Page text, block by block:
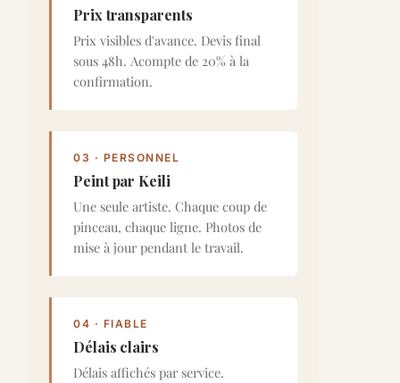
Prix transparents
Prix visibles d'avance. Devis final
sous 48h. Acompte de 20% à la
confirmation.
03 · PERSONNEL
Peint par Keili
Une seule artiste. Chaque coup de
pinceau, chaque ligne. Photos de
mise à jour pendant le travail.
04 · FIABLE
Délais clairs
Délais affichés par service.